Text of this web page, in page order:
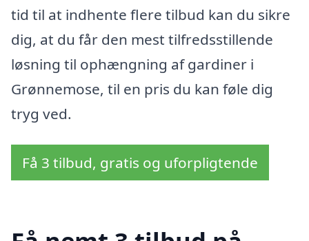
tid til at indhente flere tilbud kan du sikre
dig, at du får den mest tilfredsstillende
løsning til ophængning af gardiner i
Grønnemose, til en pris du kan føle dig
tryg ved.
Få 3 tilbud, gratis og uforpligtende